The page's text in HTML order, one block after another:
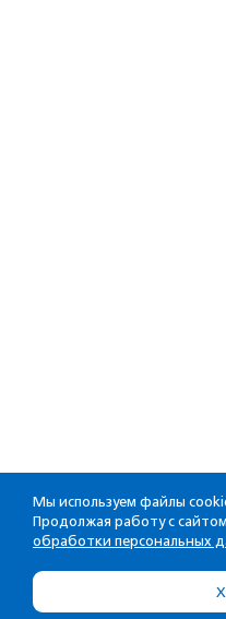
Мы используем файлы
Продолжая работу с
обработки персональных